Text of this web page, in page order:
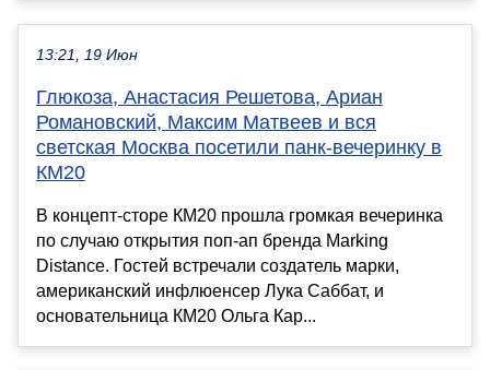
13:21, 19 Июн
Глюкоза, Анастасия Решетова, Ариан
Романовский, Максим Матвеев и вся
светская Москва посетили панк-вечеринку в
КМ20
В концепт-сторе КМ20 прошла громкая вечеринка
по случаю открытия поп-ап бренда Marking
Distance. Гостей встречали создатель марки,
американский инфлюенсер Лука Саббат, и
основательница КМ20 Ольга Кар...